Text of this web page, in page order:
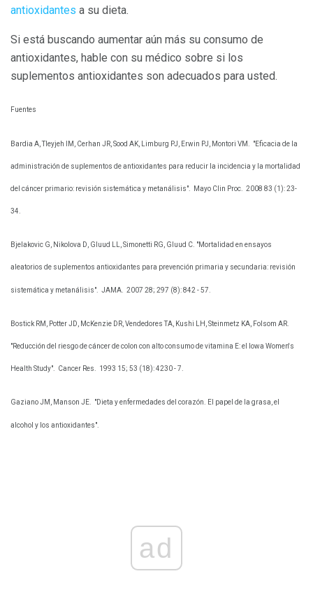
antioxidantes a su dieta.
Si está buscando aumentar aún más su consumo de
antioxidantes, hable con su médico sobre si los
suplementos antioxidantes son adecuados para usted.
Fuentes
Bardia A, Tleyjeh IM, Cerhan JR, Sood AK, Limburg PJ, Erwin PJ, Montori VM. "Eficacia de la
administración de suplementos de antioxidantes para reducir la incidencia y la mortalidad
del cáncer primario: revisión sistemática y metanálisis". Mayo Clin Proc. 2008 83 (1): 23-
34.
Bjelakovic G, Nikolova D, Gluud LL, Simonetti RG, Gluud C. "Mortalidad en ensayos
aleatorios de suplementos antioxidantes para prevención primaria y secundaria: revisión
sistemática y metanálisis". JAMA. 2007 28; 297 (8): 842 - 57.
Bostick RM, Potter JD, McKenzie DR, Vendedores TA, Kushi LH, Steinmetz KA, Folsom AR.
"Reducción del riesgo de cáncer de colon con alto consumo de vitamina E: el Iowa Women's
Health Study". Cancer Res. 1993 15; 53 (18): 4230 - 7.
Gaziano JM, Manson JE. "Dieta y enfermedades del corazón. El papel de la grasa, el
alcohol y los antioxidantes".
ad